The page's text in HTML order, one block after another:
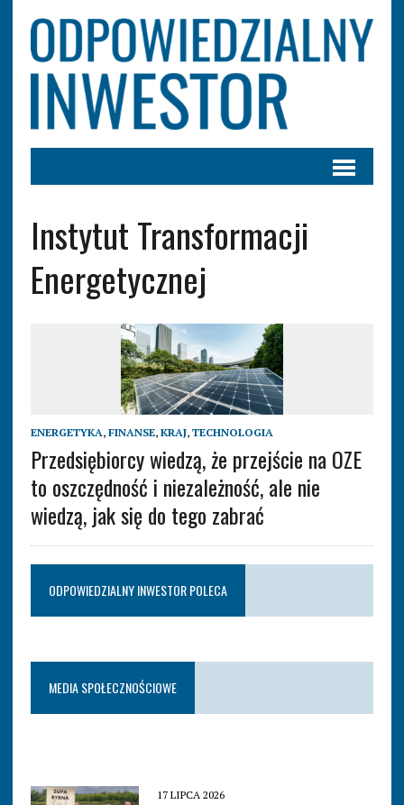
Instytut Transformacji
Energetycznej
ENERGETYKA, FINANSE, KRAJ, TECHNOLOGIA
Przedsiębiorcy wiedzą, że przejście na OZE
to oszczędność i niezależność, ale nie
wiedzą, jak się do tego zabrać
ODPOWIEDZIALNY INWESTOR POLECA
MEDIA SPOŁECZNOŚCIOWE
17 LIPCA 2026